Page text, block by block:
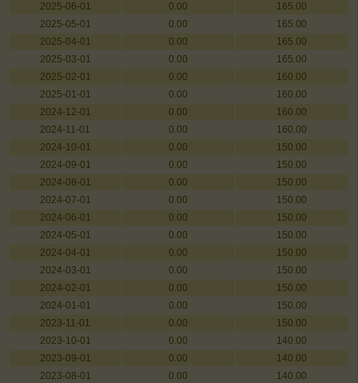
2025-06-01
0.00
165.00
2025-05-01
0.00
165.00
2025-04-01
0.00
165.00
2025-03-01
0.00
165.00
2025-02-01
0.00
160.00
2025-01-01
0.00
160.00
2024-12-01
0.00
160.00
2024-11-01
0.00
160.00
2024-10-01
0.00
150.00
2024-09-01
0.00
150.00
2024-08-01
0.00
150.00
2024-07-01
0.00
150.00
2024-06-01
0.00
150.00
2024-05-01
0.00
150.00
2024-04-01
0.00
150.00
2024-03-01
0.00
150.00
2024-02-01
0.00
150.00
2024-01-01
0.00
150.00
2023-11-01
0.00
150.00
2023-10-01
0.00
140.00
2023-09-01
0.00
140.00
2023-08-01
0.00
140.00